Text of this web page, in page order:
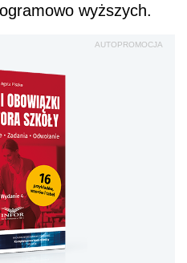
wyższych.
AUTOPROMOCJA